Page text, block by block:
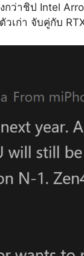
กว่าชิป Intel
เก่า จับคู่กับ